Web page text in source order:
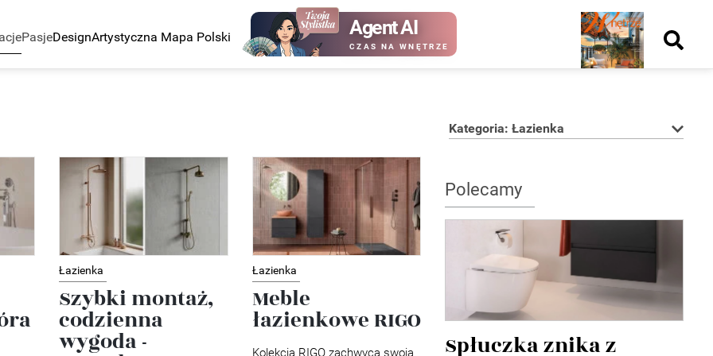
PasjeDesignArtystyczna Mapa Polski Agent AI
CZAS NA WNĘTRZE
Nowy
numer
Kategoria: Łazienka
Łazienka
Szybki montaż,
codzienna
wygoda -
Łazienka
Meble
łazienkowe RIGO
Kolekcja RIGO zachwyca swoją
Polecamy
Spłuczka znika z